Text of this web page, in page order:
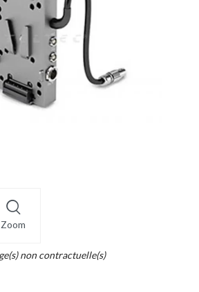
Zoom
non contractuelle(s)